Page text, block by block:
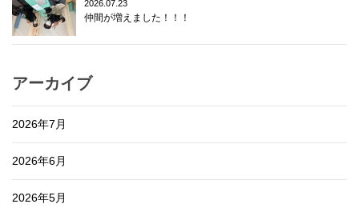
2026.07.23
仲間が増えました！！！
アーカイブ
2026年7月
2026年6月
2026年5月